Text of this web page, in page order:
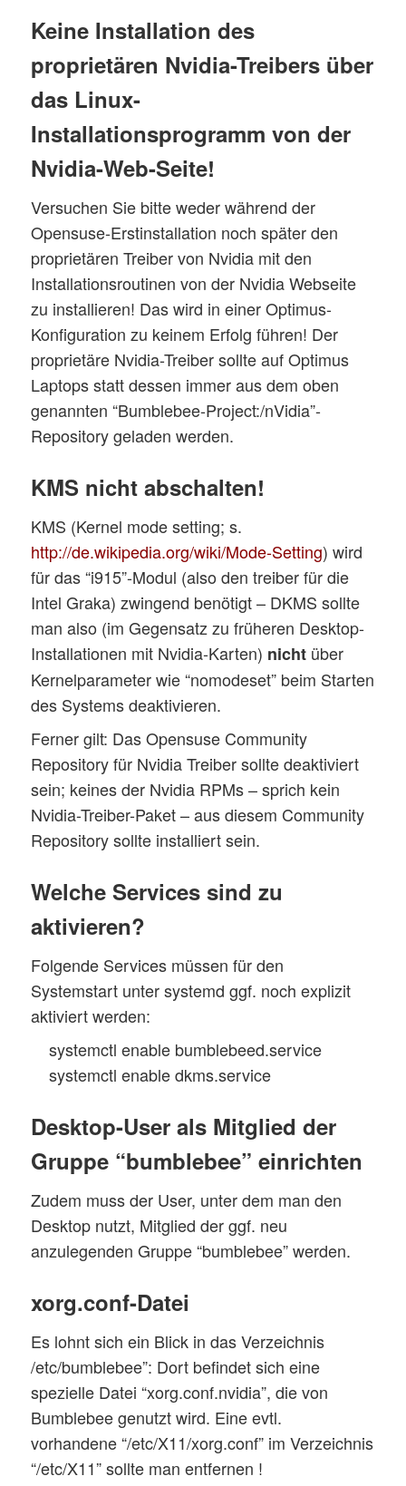
Keine Installation des
proprietären Nvidia-Treibers über
das Linux-
Installationsprogramm von der
Nvidia-Web-Seite!
Versuchen Sie bitte weder während der
Opensuse-Erstinstallation noch später den
proprietären Treiber von Nvidia mit den
Installationsroutinen von der Nvidia Webseite
zu installieren! Das wird in einer Optimus-
Konfiguration zu keinem Erfolg führen! Der
proprietäre Nvidia-Treiber sollte auf Optimus
Laptops statt dessen immer aus dem oben
genannten “Bumblebee-Project:/nVidia”-
Repository geladen werden.
KMS nicht abschalten!
KMS (Kernel mode setting; s.
http://de.wikipedia.org/wiki/Mode-Setting) wird
für das “i915”-Modul (also den treiber für die
Intel Graka) zwingend benötigt – DKMS sollte
man also (im Gegensatz zu früheren Desktop-
Installationen mit Nvidia-Karten) nicht über
Kernelparameter wie “nomodeset” beim Starten
des Systems deaktivieren.
Ferner gilt: Das Opensuse Community
Repository für Nvidia Treiber sollte deaktiviert
sein; keines der Nvidia RPMs – sprich kein
Nvidia-Treiber-Paket – aus diesem Community
Repository sollte installiert sein.
Welche Services sind zu
aktivieren?
Folgende Services müssen für den
Systemstart unter systemd ggf. noch explizit
aktiviert werden:
systemctl enable bumblebeed.service
systemctl enable dkms.service
Desktop-User als Mitglied der
Gruppe “bumblebee” einrichten
Zudem muss der User, unter dem man den
Desktop nutzt, Mitglied der ggf. neu
anzulegenden Gruppe “bumblebee” werden.
xorg.conf-Datei
Es lohnt sich ein Blick in das Verzeichnis
/etc/bumblebee”: Dort befindet sich eine
spezielle Datei “xorg.conf.nvidia”, die von
Bumblebee genutzt wird. Eine evtl.
vorhandene “/etc/X11/xorg.conf” im Verzeichnis
“/etc/X11” sollte man entfernen !